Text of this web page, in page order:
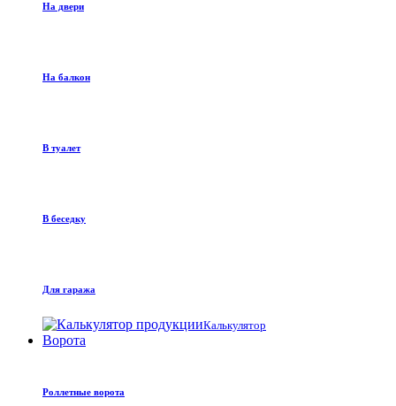
На двери
На балкон
В туалет
В беседку
Для гаража
Калькулятор
Ворота
Роллетные ворота